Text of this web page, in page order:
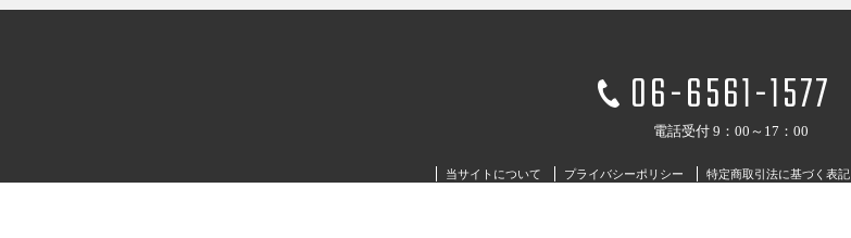
06-6561-1577
電話受付 9：00～17：00
当サイトについて プライバシーポリシー 特定商取引法に基づく表記